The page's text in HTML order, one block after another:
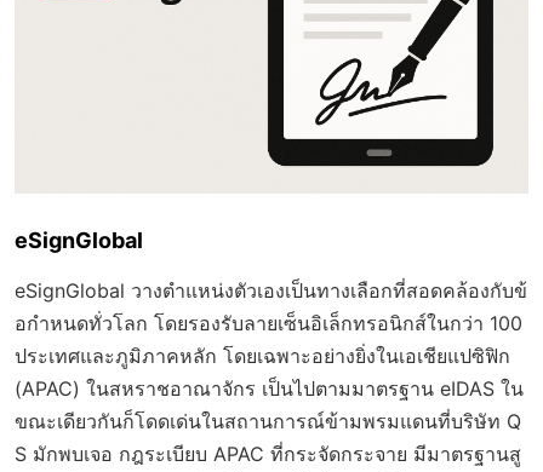
eSignGlobal
eSignGlobal วางตำแหน่งตัวเองเป็นทางเลือกที่สอดคล้องกับข้
อกำหนดทั่วโลก โดยรองรับลายเซ็นอิเล็กทรอนิกส์ในกว่า 100
ประเทศและภูมิภาคหลัก โดยเฉพาะอย่างยิ่งในเอเชียแปซิฟิก
(APAC) ในสหราชอาณาจักร เป็นไปตามมาตรฐาน eIDAS ใน
ขณะเดียวกันก็โดดเด่นในสถานการณ์ข้ามพรมแดนที่บริษัท Q
S มักพบเจอ กฎระเบียบ APAC ที่กระจัดกระจาย มีมาตรฐานสู